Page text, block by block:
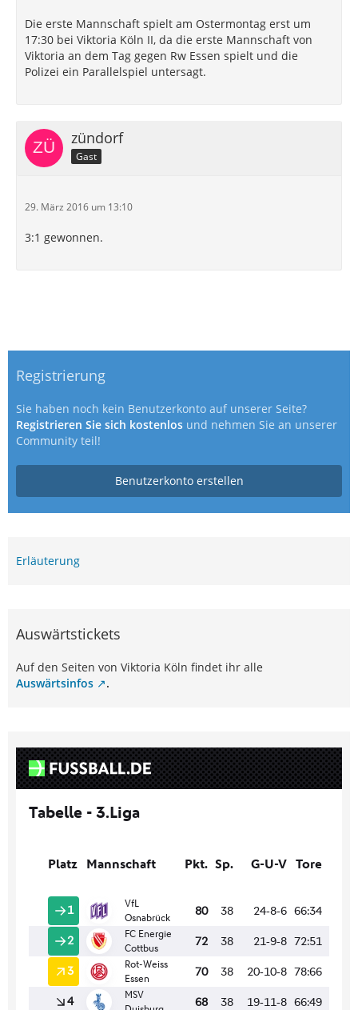
Die erste Mannschaft spielt am Ostermontag erst um
17:30 bei Viktoria Köln II, da die erste Mannschaft von
Viktoria an dem Tag gegen Rw Essen spielt und die
Polizei ein Parallelspiel untersagt.
zündorf
Gast
29. März 2016 um 13:10
3:1 gewonnen.
Registrierung
Sie haben noch kein Benutzerkonto auf unserer Seite?
Registrieren Sie sich kostenlos und nehmen Sie an unserer
Community teil!
Benutzerkonto erstellen
Erläuterung
Auswärtstickets
Auf den Seiten von Viktoria Köln findet ihr alle
Auswärtsinfos
.